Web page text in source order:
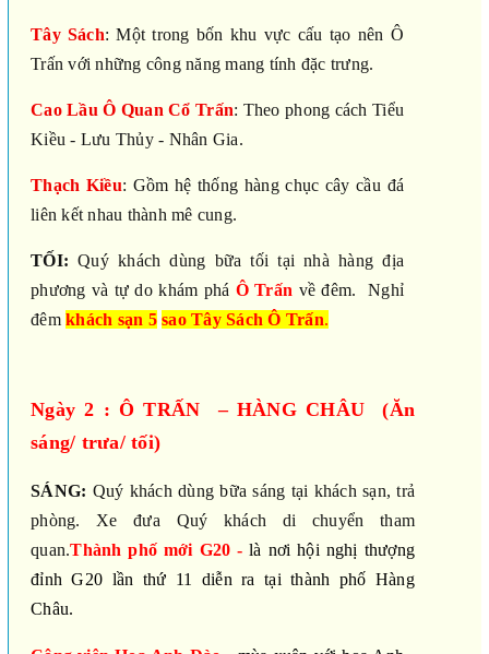
Tây Sách: Một trong bốn khu vực cấu tạo nên Ô
Trấn với những công năng mang tính đặc trưng.
Cao Lầu Ô Quan Cổ Trấn: Theo phong cách Tiểu
Kiều - Lưu Thủy - Nhân Gia.
Thạch Kiều: Gồm hệ thống hàng chục cây cầu đá
liên kết nhau thành mê cung.
TỐI: Quý khách dùng bữa tốitại nhà hàng địa
phương và tự do khám phá ÔTrấn về đêm.Nghỉ
đêm khách sạn 5 sao Tây Sách Ô Trấn.
Ngày 2 : Ô TRẤN – HÀNG CHÂU (Ăn
sáng/ trưa/ tối)
SÁNG: Quý khách dùng bữa sáng tại khách sạn, trả
phòng. Xe đưa Quý khách di chuyển tham
quan.Thành phố mới G20 -là nơi hội nghị thượng
đỉnh G20 lần thứ 11 diễn ra tại thành phố Hàng
Châu.